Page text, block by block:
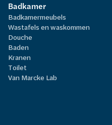
Badkamer
Badkamermeubels
Wastafels en waskommen
Douche
Baden
Kranen
Toilet
Van Marcke Lab